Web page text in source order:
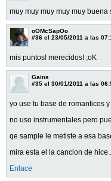
muy muy muy muy muy
oOMcSapOo
#36 el 23/05/2011 a las
mis puntos! merecidos! ;oK
Gains
#35 el 30/01/2011 a las
yo use tu base de romanticos y
no uso instrumentales pero
qe sample le metiste a esa
mira esta el la cancion de hice....
Enlace